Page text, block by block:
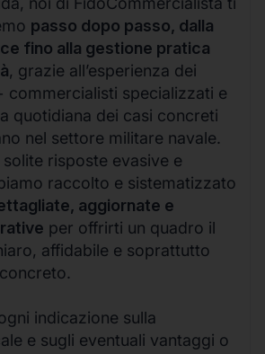
passo dopo passo, dalla
fino alla gestione pratica
, grazie all’esperienza dei
commercialisti specializzati e
quotidiana dei casi concreti
nel settore militare navale.
risposte evasive e
raccolto e sistematizzato
aggiornate e
per offrirti un quadro il
affidabile e soprattutto
indicazione sulla
e sugli eventuali vantaggi o